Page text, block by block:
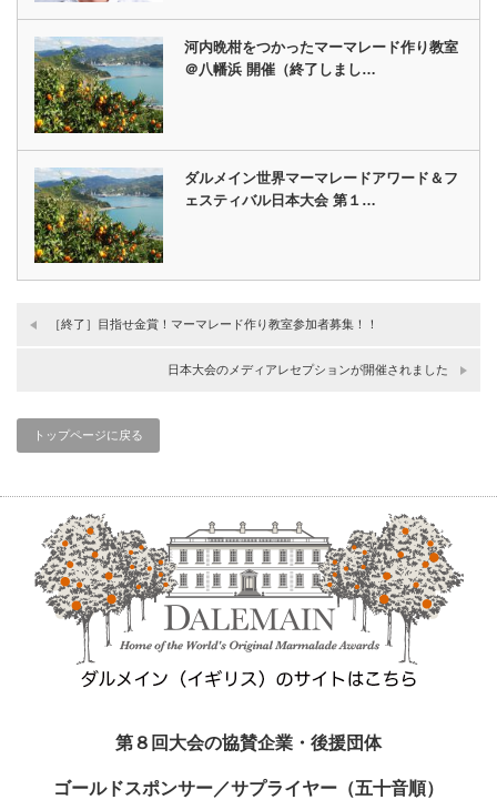
河内晩柑をつかったマーマレード作り教室
＠八幡浜 開催（終了しまし…
ダルメイン世界マーマレードアワード＆フ
ェスティバル日本大会 第１…
［終了］目指せ金賞！マーマレード作り教室参加者募集！！
日本大会のメディアレセプションが開催されました
トップページに戻る
第８回大会の協賛企業・後援団体
ゴールドスポンサー／サプライヤー（五十音順）